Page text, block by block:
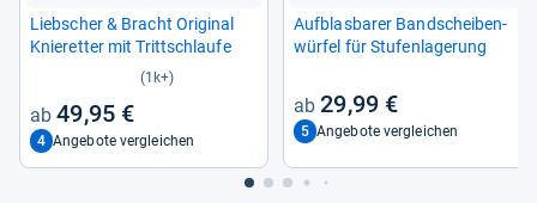
Lieb­scher & Bracht Ori­gi­nal
Knie­ret­ter mit Tritt­schlaufe
(1k+)
49,95 €
4 Angebote vergleichen
Auf­blas­ba­rer Band­schei­ben­
wür­fel für Stu­fen­la­ge­rung
29,99 €
5 Angebote vergleichen